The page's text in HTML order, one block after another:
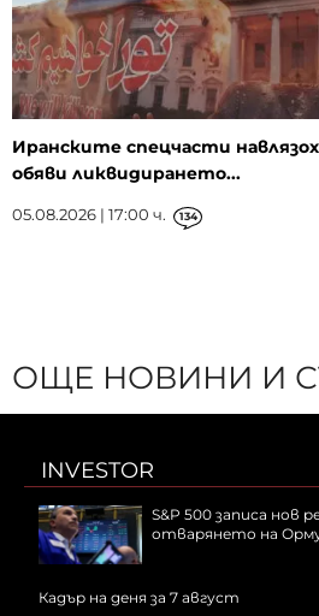
Иранските спецчасти
обяви ликвидирането...
05.08.2026 | 17:00 ч. 134
ОЩЕ НОВИНИ И
INVESTOR
S&P 500 записа нов
отварянето на
Кадър на деня за 7 август